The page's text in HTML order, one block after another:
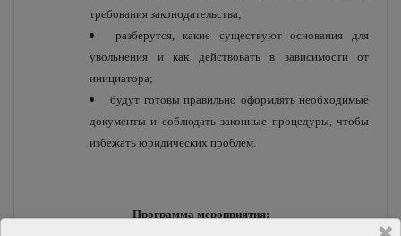
требования законодательства;
разберутся, какие существуют основания для
увольнения и как действовать в зависимости от
инициатора;
будут готовы правильно оформлять необходимые
документы и соблюдать законные процедуры, чтобы
избежать юридических проблем.
Программа мероприятия: